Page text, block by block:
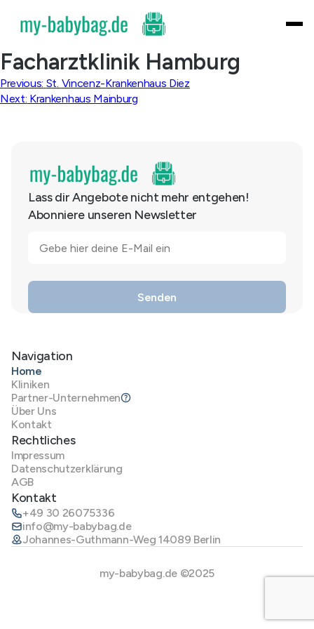
content
Facharztklinik Hamburg
Beitragsnavigation
Previous: St. Vincenz-Krankenhaus Diez
Next: Krankenhaus Mainburg
Lass dir Angebote nicht mehr entgehen!
Abonniere unseren Newsletter
Navigation
Home
Kliniken
Partner-Unternehmen
Über Uns
Kontakt
Rechtliches
Impressum
Datenschutzerklärung
AGB
Kontakt
+49 30 26075336
info@my-babybag.de
Johannes-Guthmann-Weg 14089 Berlin
my-babybag.de ©2025